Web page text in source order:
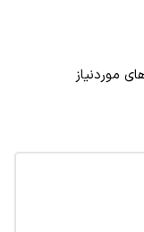
موردنیاز